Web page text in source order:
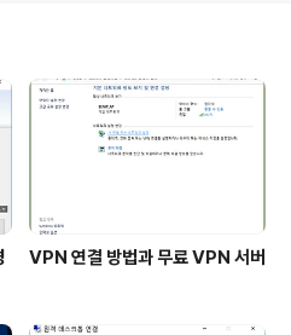
코인 거래소 대
성하고 있음). ※
점이 있지만 안정
더 나은 UI로 업그
VPN 연결 방법과 무료 VPN 서버